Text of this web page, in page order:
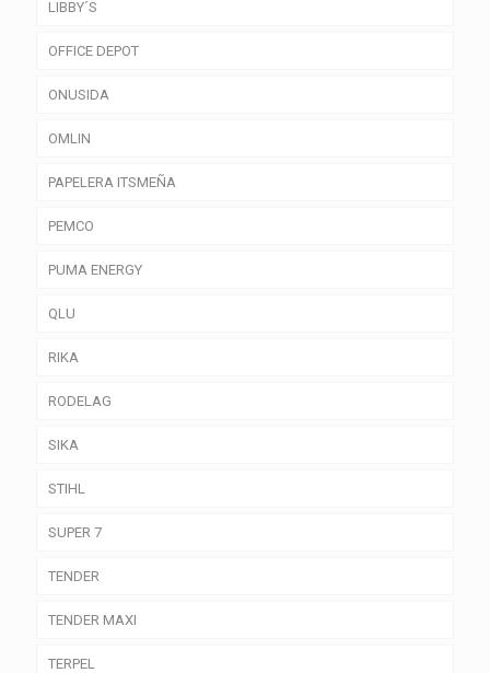
LIBBY´S
OFFICE DEPOT
ONUSIDA
OMLIN
PAPELERA ITSMEÑA
PEMCO
PUMA ENERGY
QLU
RIKA
RODELAG
SIKA
STIHL
SUPER 7
TENDER
TENDER MAXI
TERPEL